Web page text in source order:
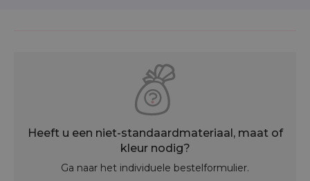
Heeft u een niet-standaardmateriaal, maat of
kleur nodig?
Ga naar het individuele bestelformulier.